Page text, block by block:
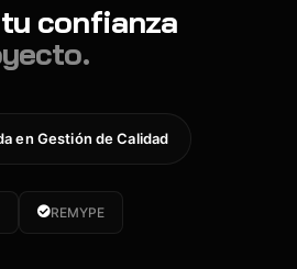
confianza
en Gestión de Calidad
REMYPE